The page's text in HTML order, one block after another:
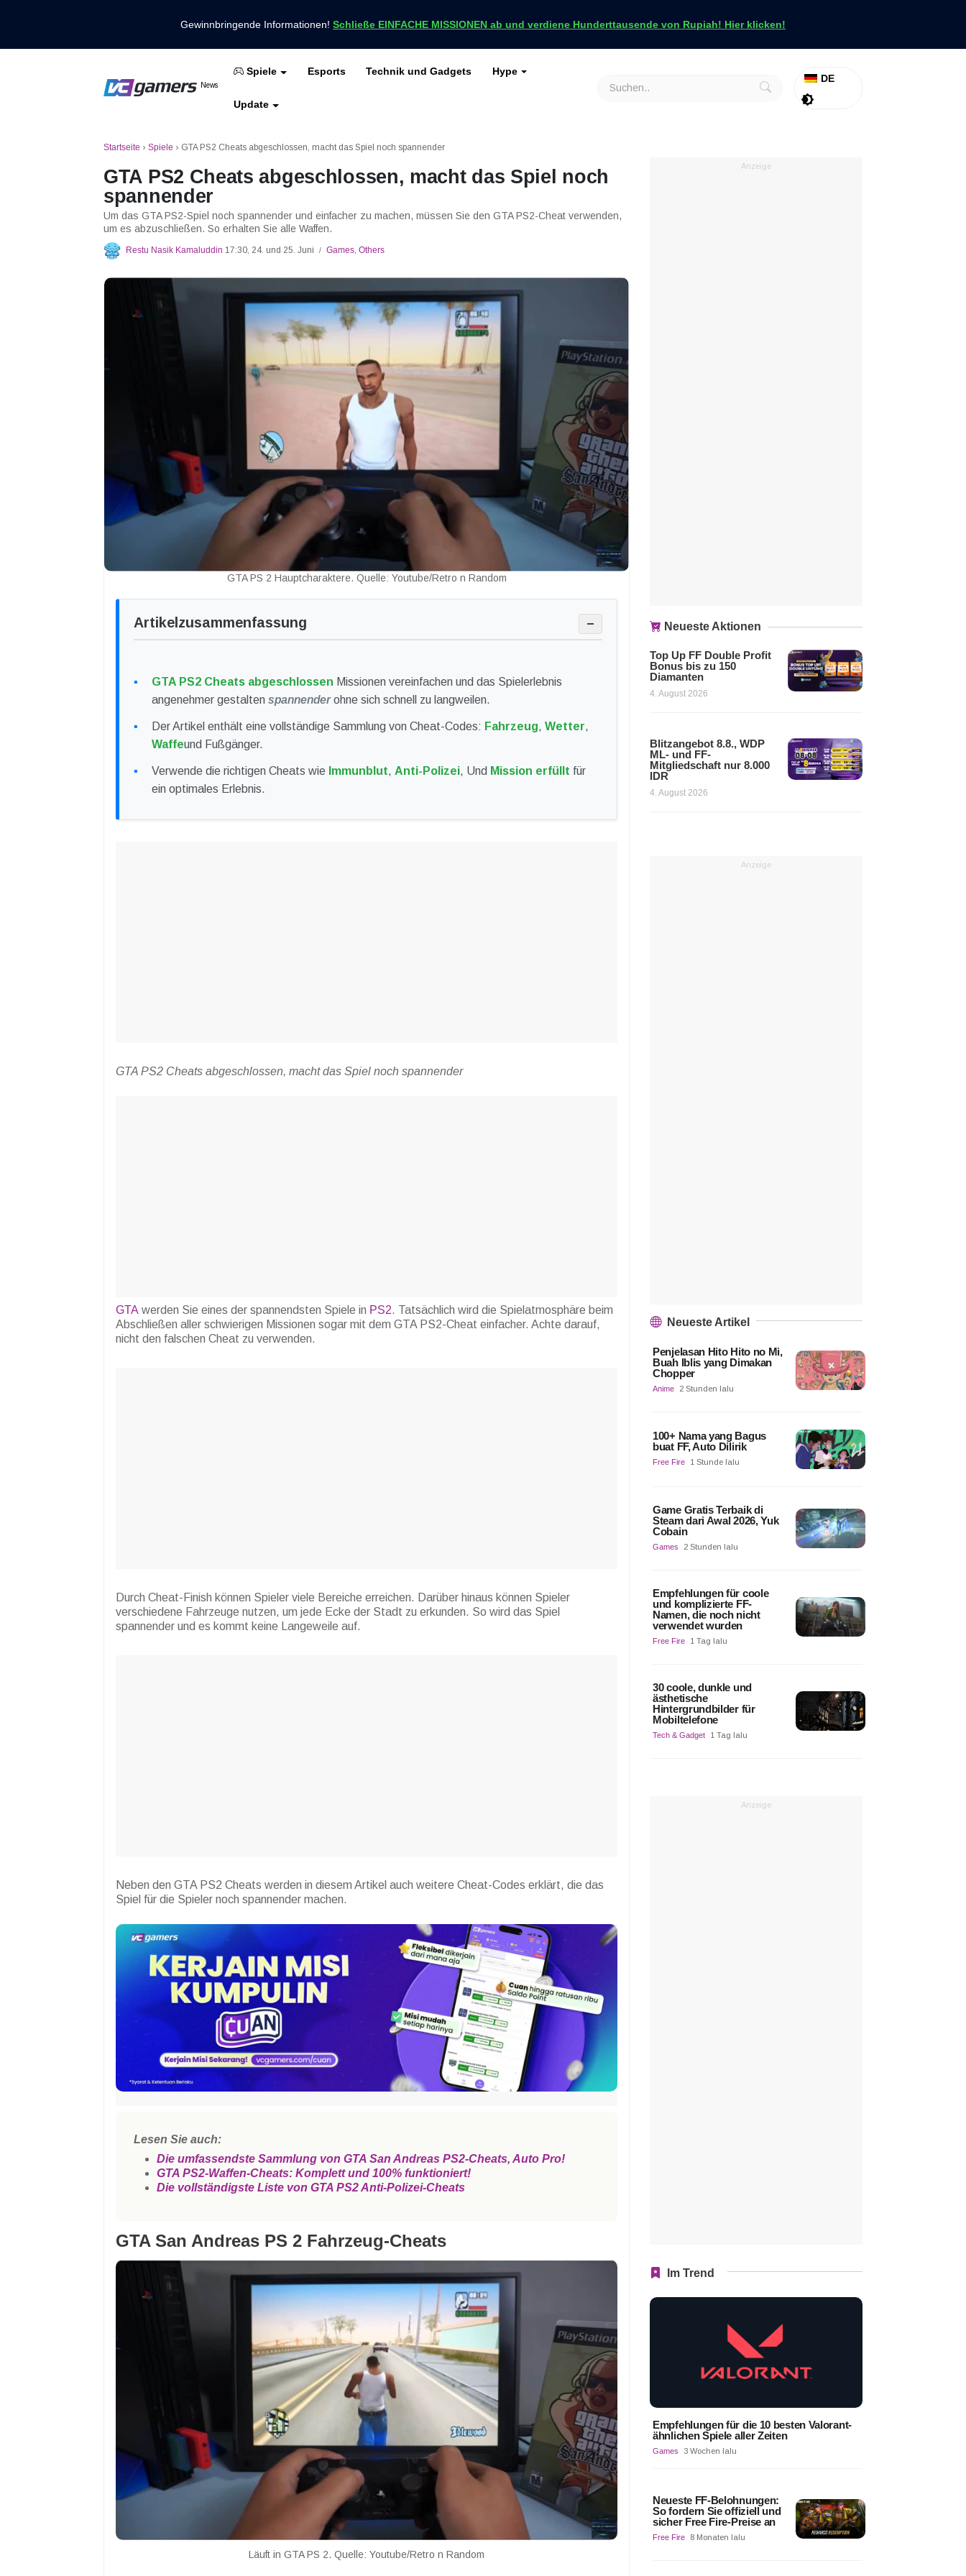
Gewinnbringende Informationen! Schließe EINFACHE MISSIONEN ab und verdiene Hunderttausende von Rupiah! Hier klicken!
VCGamers-Neuigkeiten
News
Holen Sie sich die neuesten Spielnachrichten nur bei VCGamers
Spiele Esports Technik und Gadgets Hype
Update
DE
Freies Feuer
Startseite › Spiele › GTA PS2 Cheats abgeschlossen, macht das Spiel noch spannender
GTA PS2 Cheats abgeschlossen, macht das Spiel noch
spannender
Um das GTA PS2-Spiel noch spannender und einfacher zu machen, müssen Sie den GTA PS2-Cheat verwenden,
um es abzuschließen. So erhalten Sie alle Waffen.
Restu Nasik Kamaluddin 17:30, 24. und 25. Juni / Games, Others
GTA PS 2 Hauptcharaktere. Quelle: Youtube/Retro n Random
Artikelzusammenfassung −
GTA PS2 Cheats abgeschlossen Missionen vereinfachen und das Spielerlebnis
angenehmer gestalten spannenderohne sich schnell zu langweilen.
Der Artikel enthält eine vollständige Sammlung von Cheat-Codes: Fahrzeug, Wetter,
Waffeund Fußgänger.
Verwende die richtigen Cheats wie Immunblut, Anti-Polizei, Und Mission erfüllt für
ein optimales Erlebnis.
GTA PS2 Cheats abgeschlossen, macht das Spiel noch spannender
GTA werden Sie eines der spannendsten Spiele in PS2. Tatsächlich wird die Spielatmosphäre beim
Abschließen aller schwierigen Missionen sogar mit dem GTA PS2-Cheat einfacher. Achte darauf,
nicht den falschen Cheat zu verwenden.
Durch Cheat-Finish können Spieler viele Bereiche erreichen. Darüber hinaus können Spieler
verschiedene Fahrzeuge nutzen, um jede Ecke der Stadt zu erkunden. So wird das Spiel
spannender und es kommt keine Langeweile auf.
Neben den GTA PS2 Cheats werden in diesem Artikel auch weitere Cheat-Codes erklärt, die das
Spiel für die Spieler noch spannender machen.
Lesen Sie auch:
Die umfassendste Sammlung von GTA San Andreas PS2-Cheats, Auto Pro!
GTA PS2-Waffen-Cheats: Komplett und 100% funktioniert!
Die vollständigste Liste von GTA PS2 Anti-Polizei-Cheats
GTA San Andreas PS 2 Fahrzeug-Cheats
Läuft in GTA PS 2. Quelle: Youtube/Retro n Random
Anzeige
Neueste Aktionen
Top Up FF Double Profit
Bonus bis zu 150
Diamanten
4. August 2026
Blitzangebot 8.8., WDP
ML- und FF-
Mitgliedschaft nur 8.000
IDR
4. August 2026
Anzeige
Neueste Artikel
Penjelasan Hito Hito no Mi,
Buah Iblis yang Dimakan
Chopper
Anime 2 Stunden lalu
100+ Nama yang Bagus
buat FF, Auto Dilirik
Free Fire 1 Stunde lalu
Game Gratis Terbaik di
Steam dari Awal 2026, Yuk
Cobain
Games 2 Stunden lalu
Empfehlungen für coole
und komplizierte FF-
Namen, die noch nicht
verwendet wurden
Free Fire 1 Tag lalu
30 coole, dunkle und
ästhetische
Hintergrundbilder für
Mobiltelefone
Tech & Gadget 1 Tag lalu
Anzeige
Im Trend
Empfehlungen für die 10 besten Valorant-
ähnlichen Spiele aller Zeiten
Games 3 Wochen lalu
Neueste FF-Belohnungen:
So fordern Sie offiziell und
sicher Free Fire-Preise an
Free Fire 8 Monaten lalu